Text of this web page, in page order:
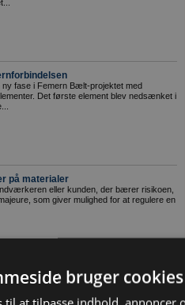
fase i Femern Bælt-projektet med
Det første element blev nedsænket i
på materialer
eller kunden, der bærer risikoen,
som giver mulighed for at regulere en
på regningen ved tyveri fra
bruger cookies